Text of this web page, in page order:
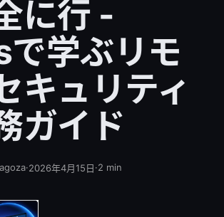
に行 -
学ぶリモ
キュリティ
ガイド
·2026年4月15日·2 min